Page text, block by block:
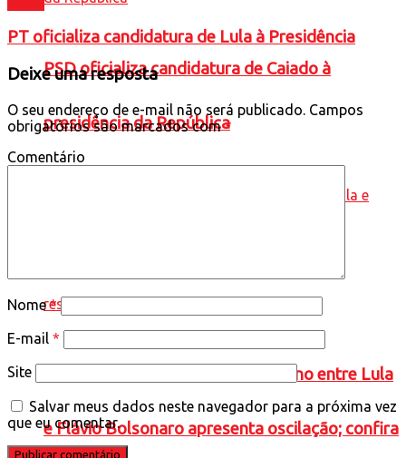
PSD oficializa candidatura de Caiado à
presidência da República
ELEIÇÕES 2026: cenário de 2° turno entre Lula
e Flávio Bolsonaro apresenta oscilação; confira
PT oficializa candidatura de Lula à Presidência
Deixe uma resposta
O seu endereço de e-mail não será publicado. Campos
obrigatórios são marcados com*
Comentário
Nome*
E-mail *
Site
Salvar meus dados neste navegador para a próxima vez
que eu comentar.